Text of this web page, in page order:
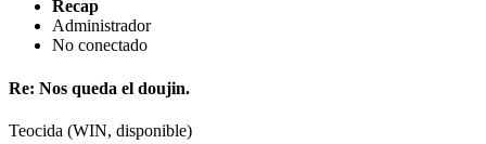
Recap
Administrador
No conectado
Re: Nos queda el doujin.
Teocida (WIN, disponible)